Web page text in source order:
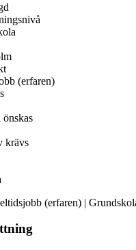
(erfaren)
krävs
(erfaren) |